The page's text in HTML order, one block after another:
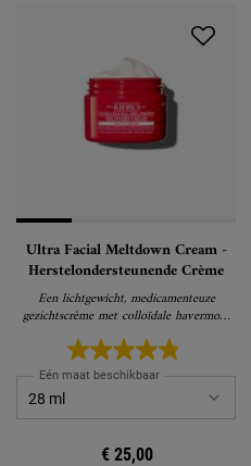
Ultra Facial Meltdown Cream -
Herstelondersteunende Crème
Een lichtgewicht, medicamenteuze
gezichtscrème met colloïdale havermout
en α-Bisabolol die werkt om extreem
droge, gevoelige huid te verlichten en te
herstellen.
Eén maat beschikbaar
€ 25,00